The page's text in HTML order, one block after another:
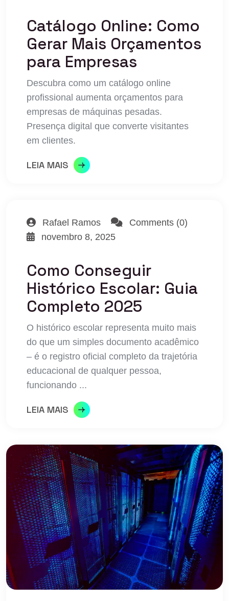
Catálogo Online: Como
Gerar Mais Orçamentos
para Empresas
Descubra como um catálogo online
profissional aumenta orçamentos para
empresas de máquinas pesadas.
Presença digital que converte visitantes
em clientes.
LEIA MAIS
Rafael Ramos
Comments (0)
novembro 8, 2025
Como Conseguir
Histórico Escolar: Guia
Completo 2025
O histórico escolar representa muito mais
do que um simples documento acadêmico
– é o registro oficial completo da trajetória
educacional de qualquer pessoa,
funcionando ...
LEIA MAIS